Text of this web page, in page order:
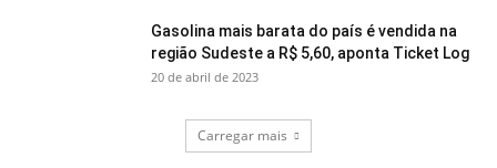
Gasolina mais barata do país é vendida na
região Sudeste a R$ 5,60, aponta Ticket Log
20 de abril de 2023
Carregar mais